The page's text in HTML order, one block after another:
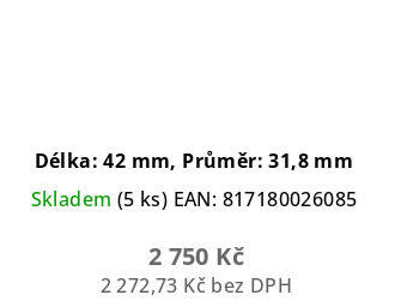
Délka: 42 mm, Průměr: 31,8 mm
Skladem (5 ks) EAN: 817180026085
2 750 Kč
2 272,73 Kč bez DPH